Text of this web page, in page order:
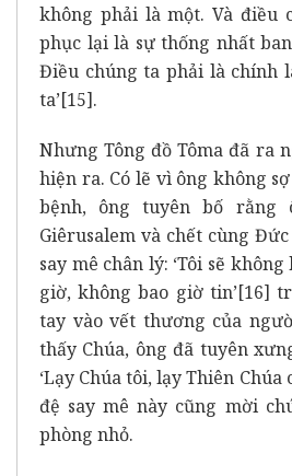
không phải là một. Và điều
phục lại là sự thống nhất
Điều chúng ta phải là chính
ta’[15].
Nhưng Tông đồ Tôma đã ra
hiện ra. Có lẽ vì ông không
bệnh, ông tuyên bố rằng
Giêrusalem và chết cùng Đức
say mê chân lý: ‘Tôi sẽ
giờ, không bao giờ tin’[16]
tay vào vết thương của
thấy Chúa, ông đã tuyên
‘Lạy Chúa tôi, lạy Thiên
đệ say mê này cũng mời
phòng nhỏ.